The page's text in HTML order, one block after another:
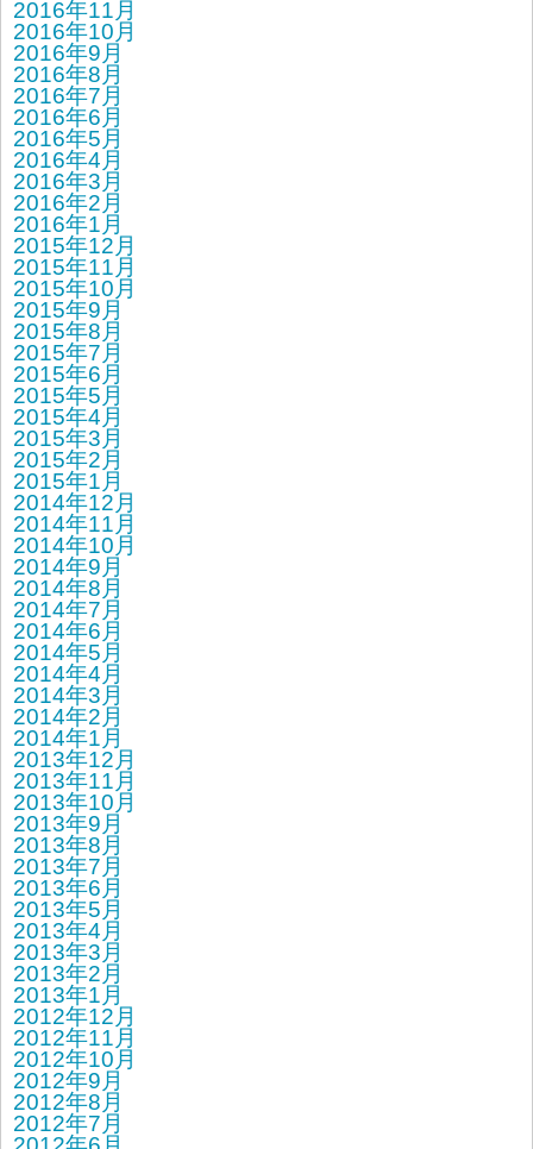
2016年11月
2016年10月
2016年9月
2016年8月
2016年7月
2016年6月
2016年5月
2016年4月
2016年3月
2016年2月
2016年1月
2015年12月
2015年11月
2015年10月
2015年9月
2015年8月
2015年7月
2015年6月
2015年5月
2015年4月
2015年3月
2015年2月
2015年1月
2014年12月
2014年11月
2014年10月
2014年9月
2014年8月
2014年7月
2014年6月
2014年5月
2014年4月
2014年3月
2014年2月
2014年1月
2013年12月
2013年11月
2013年10月
2013年9月
2013年8月
2013年7月
2013年6月
2013年5月
2013年4月
2013年3月
2013年2月
2013年1月
2012年12月
2012年11月
2012年10月
2012年9月
2012年8月
2012年7月